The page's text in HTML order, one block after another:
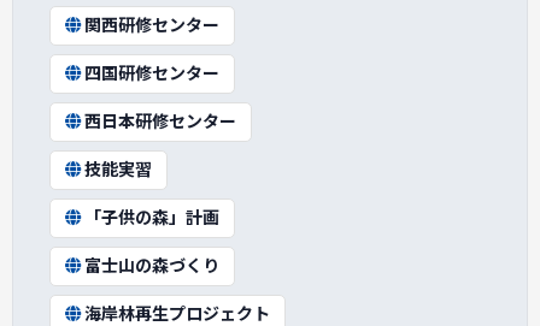
関西研修センター
四国研修センター
西日本研修センター
技能実習
「子供の森」計画
富士山の森づくり
海岸林再生プロジェクト